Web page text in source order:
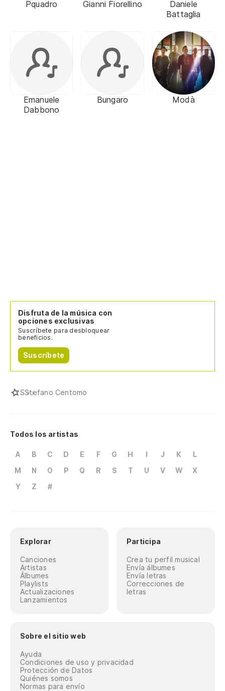
Pquadro Gianni Fiorellino
Daniele
Battaglia
Emanuele
Dabbono
Bungaro Modà
Disfruta de la música con
opciones exclusivas
Suscríbete para desbloquear
beneficios.
Suscríbete
SStefano Centomo
Todos los artistas
A B C D E F G H I J K
L
M
N O P Q R S T U V W
X
Y
Z #
Explorar
Canciones
Artistas
Álbumes
Playlists
Actualizaciones
Lanzamientos
Participa
Crea tu perfil musical
Envía álbumes
Envía letras
Correcciones de
letras
Sobre el sitio web
Ayuda
Condiciones de uso y privacidad
Protección de Datos
Quiénes somos
Normas para envío